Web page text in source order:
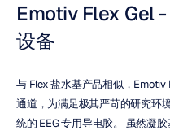
Emotiv Flex Gel
设备
与 Flex 盐水基产品相似，
通道，为满足极其严苛的研究环
统的 EEG 专用导电胶。 虽然凝